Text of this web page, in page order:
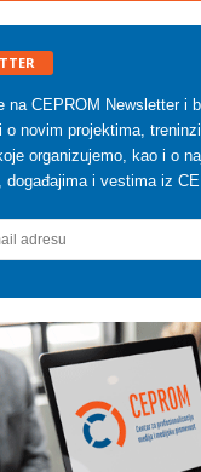
na CEPROM Newsletter i
o novim projektima,
organizujemo, kao i o
događajima i vestima iz